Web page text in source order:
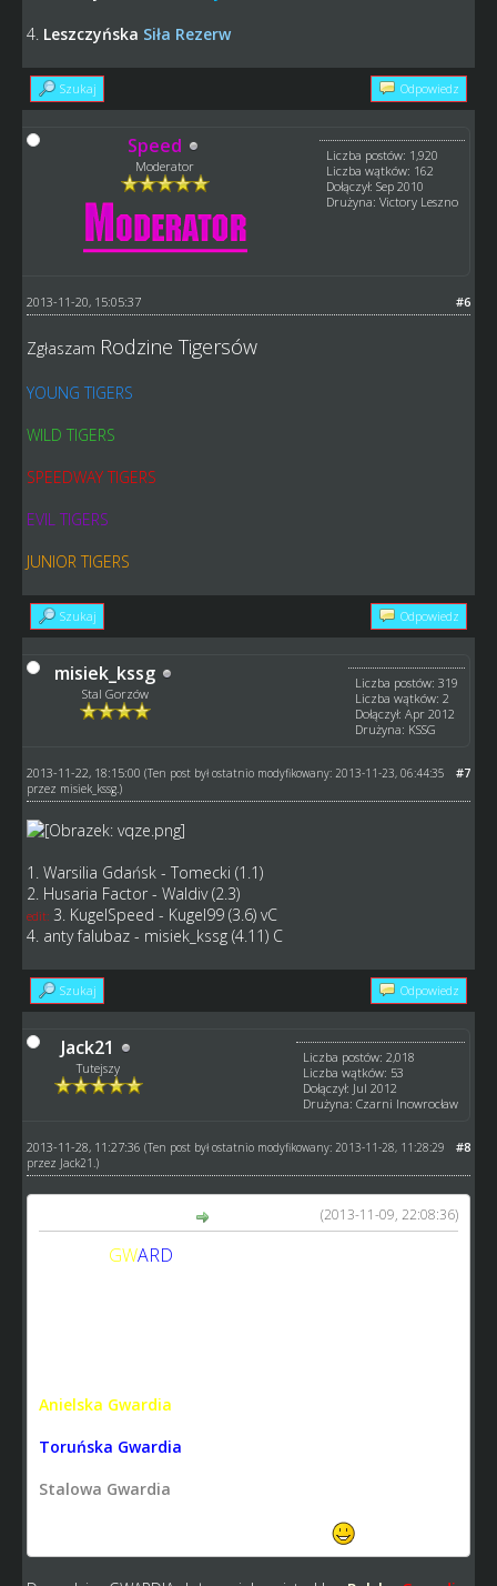
4. Leszczyńska Siła Rezerw
Szukaj Odpowiedz
Speed
Moderator
Liczba postów: 1,920
Liczba wątków: 162
Dołączył: Sep 2010
Drużyna: Victory Leszno
#6
2013-11-20, 15:05:37
Zgłaszam Rodzine Tigersów
YOUNG TIGERS
WILD TIGERS
SPEEDWAY TIGERS
EVIL TIGERS
JUNIOR TIGERS
Szukaj Odpowiedz
misiek_kssg
Stal Gorzów
Liczba postów: 319
Liczba wątków: 2
Dołączył: Apr 2012
Drużyna: KSSG
#7
2013-11-22, 18:15:00 (Ten post był ostatnio modyfikowany: 2013-11-23, 06:44:35
przez misiek_kssg.)
1. Warsilia Gdańsk - Tomecki (1.1)
2. Husaria Factor - Waldiv (2.3)
edit:3. KugelSpeed - Kugel99 (3.6) vC
4. anty falubaz - misiek_kssg (4.11) C
Szukaj Odpowiedz
Jack21
Tutejszy
Liczba postów: 2,018
Liczba wątków: 53
Dołączył: Jul 2012
Drużyna: Czarni Inowrocław
#8
2013-11-28, 11:27:36 (Ten post był ostatnio modyfikowany: 2013-11-28, 11:28:29
przez Jack21 .)
(2013-11-09, 22:08:36)
GWARD
Anielska Gwardia
Toruńska Gwardia
Stalowa Gwardia